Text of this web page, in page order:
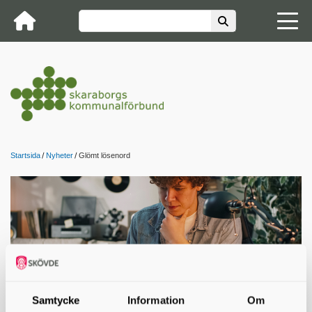
Samtycke Information Om
Startsida Nyheter Glömt lösenord